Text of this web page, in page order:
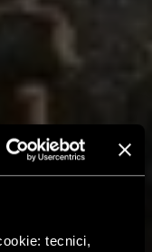
tecnici,